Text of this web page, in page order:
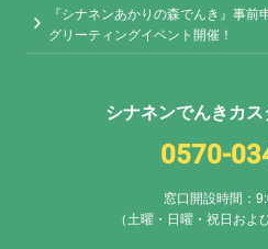
『シナネンあかりの森でんき』事
グリーティングイベント開催！
シナネンでんきカ
0570-
窓口開設時間：
（土曜・日曜・祝日およ